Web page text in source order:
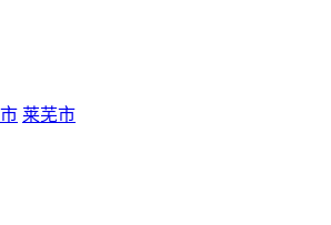
莱芜市